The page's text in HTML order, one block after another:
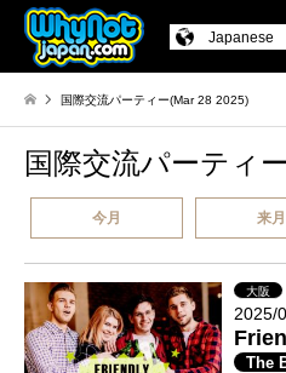
国際交流パーティー(Mar 28 2025)
国際交流パーティ
今月 来月
大阪
2025/
The